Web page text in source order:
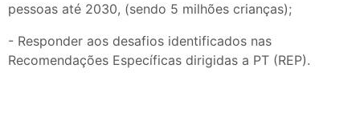
pessoas até 2030, (sendo 5 milhões crianças);
- Responder aos desafios identificados nas
Recomendações Específicas dirigidas a PT (REP).